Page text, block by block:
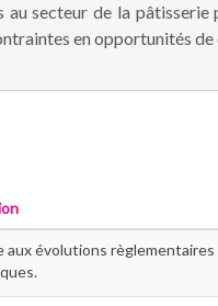
au secteur de la
en opportunités
aux évolutions